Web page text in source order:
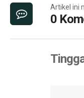
Artikel ini
0